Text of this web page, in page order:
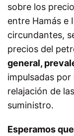
sobre los
entre Hamás e
circundantes,
precios del
general,
impulsadas
relajación de
suministro.
Esperamos